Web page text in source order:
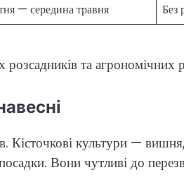
— середина травня Без
та агрономічних
Кісточкові культури —
Вони чутливі до